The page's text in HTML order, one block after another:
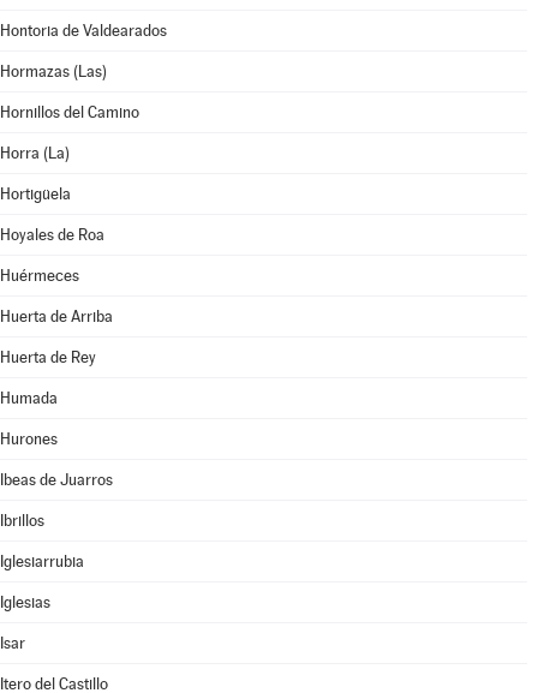
Hontoria de Valdearados
Hormazas (Las)
Hornillos del Camino
Horra (La)
Hortigüela
Hoyales de Roa
Huérmeces
Huerta de Arriba
Huerta de Rey
Humada
Hurones
Ibeas de Juarros
Ibrillos
Iglesiarrubia
Iglesias
Isar
Itero del Castillo